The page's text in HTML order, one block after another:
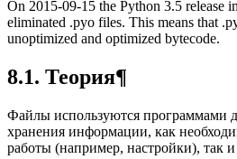
On 2015-09-15 the Python 3.5 release
eliminated .pyo files. This means that
unoptimized and optimized bytecode.
8.1. Теория¶
Файлы используются программами
хранения информации, как
работы (например, настройки), так